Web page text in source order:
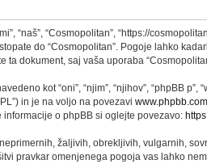
“naš”, “Cosmopolitan”, “https://
do “Cosmopolitan”. Pogoje lahko
dokument, saj vaša uporaba
kot “oni”, “njim”, “njihov”, “phpBB p”,
in je na voljo na povezavi www.phpbb.com
o phpBB si oglejte povezavo:
žaljivih, obrekljivih, vulgarnih,
pravkar omenjenega pogoja vas lahko